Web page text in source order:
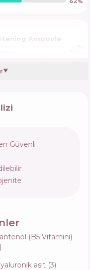
Ampoule
Ampoule
Serum
Dark Spot
14
▼
Güvenli
(B5 Vitamini)
)
asit (3)